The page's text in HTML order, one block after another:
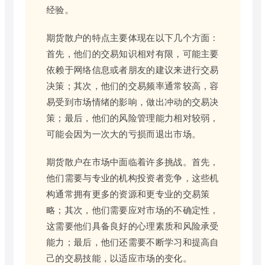
经验。
期货散户的特点主要体现在以下几个方面：
首先，他们的交易知识相对有限，可能主要
依赖于网络信息或者朋友的建议来进行交易
决策；其次，他们的交易频率通常较高，容
易受到市场情绪的影响，做出冲动的交易决
策；最后，他们的风险管理能力相对较弱，
可能会因为一次大的亏损而退出市场。
期货散户在市场中面临着许多挑战。首先，
他们需要与专业的机构投资者竞争，这些机
构通常拥有更多的资源和更专业的交易策
略；其次，他们需要应对市场的不确定性，
这需要他们具备良好的心理素质和风险承受
能力；最后，他们还需要不断学习和提高自
己的交易技能，以适应市场的变化。